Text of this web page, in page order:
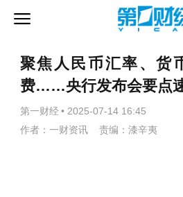
聚焦人民币汇率、货
费……央行发布会要点
第一财经 • 2025-07-14 16:45
作者：一财资讯 责编：漆辛夷